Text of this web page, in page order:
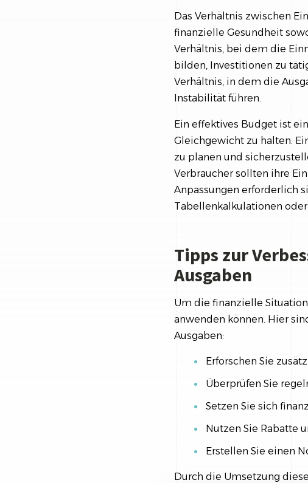
Das Verhältnis zwischen
finanzielle Gesundheit
Verhältnis, bei dem die
bilden, Investitionen zu
Verhältnis, in dem die
Instabilität führen.
Ein effektives Budget ist
Gleichgewicht zu halten.
zu planen und
Verbraucher sollten ihre
Anpassungen erforderlich
Tabellenkalkulationen
Tipps zur
Ausgaben
Um die finanzielle
anwenden können. Hier
Ausgaben:
Erforschen Sie
Überprüfen Sie
Setzen Sie sich
Nutzen Sie Rabatte
Erstellen Sie einen
Durch die Umsetzung